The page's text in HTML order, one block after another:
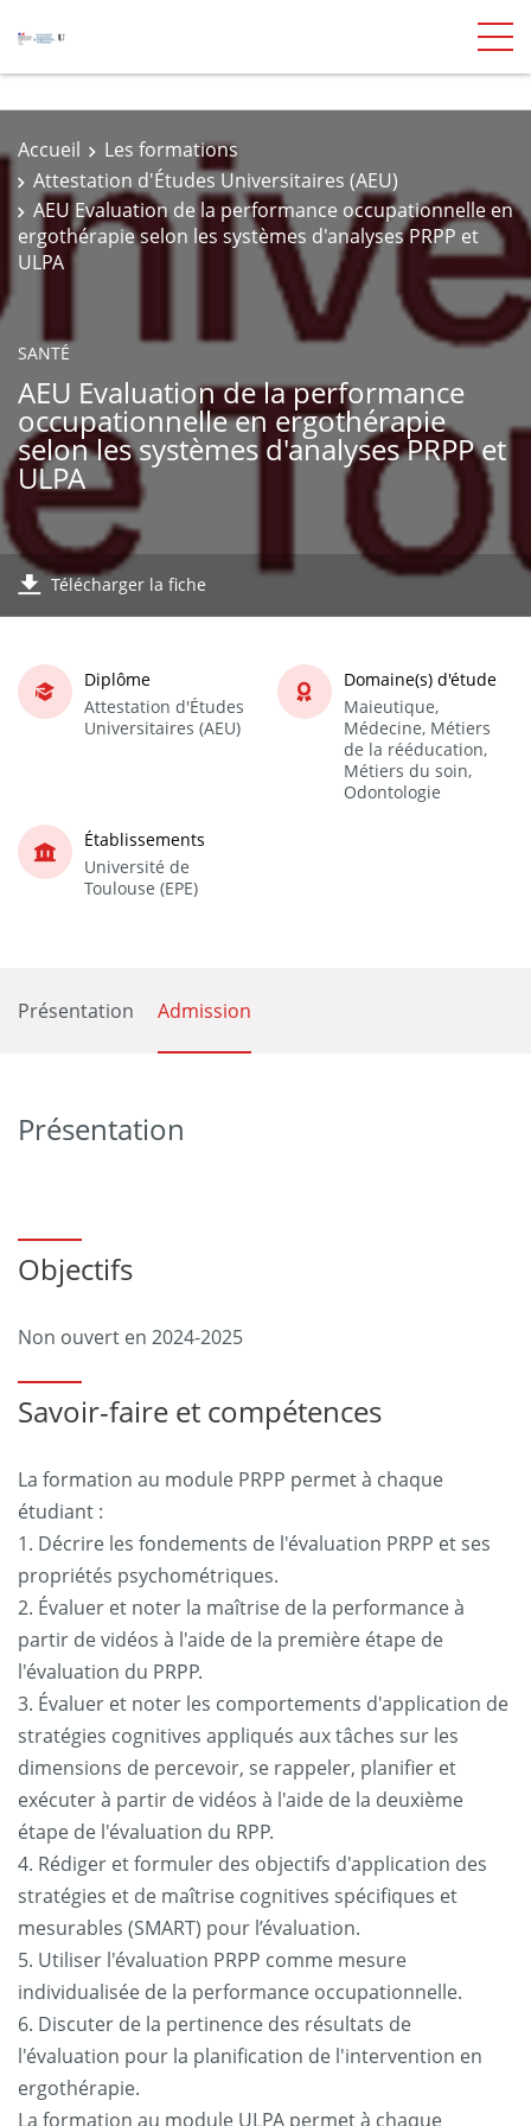
Accueil
Les formations
Attestation d'Études Universitaires (AEU)
AEU Evaluation de la performance occupationnelle en
ergothérapie selon les systèmes d'analyses PRPP et
ULPA
SANTÉ
AEU Evaluation de la performance
occupationnelle en ergothérapie
selon les systèmes d'analyses PRPP et
ULPA
Télécharger la fiche
Diplôme
Attestation d'Études
Universitaires (AEU)
Domaine(s) d'étude
Maieutique,
Médecine, Métiers
de la rééducation,
Métiers du soin,
Odontologie
Établissements
Université de
Toulouse (EPE)
Présentation Admission
Présentation
Objectifs
Non ouvert en 2024-2025
Savoir-faire et compétences
La formation au module PRPP permet à chaque
étudiant :
1. Décrire les fondements de l'évaluation PRPP et ses
propriétés psychométriques.
2. Évaluer et noter la maîtrise de la performance à
partir de vidéos à l'aide de la première étape de
l'évaluation du PRPP.
3. Évaluer et noter les comportements d'application de
stratégies cognitives appliqués aux tâches sur les
dimensions de percevoir, se rappeler, planifier et
exécuter à partir de vidéos à l'aide de la deuxième
étape de l'évaluation du RPP.
4. Rédiger et formuler des objectifs d'application des
stratégies et de maîtrise cognitives spécifiques et
mesurables (SMART) pour l’évaluation.
5. Utiliser l'évaluation PRPP comme mesure
individualisée de la performance occupationnelle.
6. Discuter de la pertinence des résultats de
l'évaluation pour la planification de l'intervention en
ergothérapie.
La formation au module ULPA permet à chaque